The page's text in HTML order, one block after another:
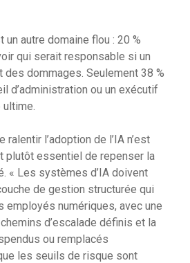
autre domaine flou : 20 %
qui serait responsable si un
des dommages. Seulement 38 %
d’administration ou un exécutif
ralentir l’adoption de l’IA n’est
plutôt essentiel de repenser la
« Les systèmes d’IA doivent
de gestion structurée qui
employés numériques, avec une
d’escalade définis et la
ou remplacés
les seuils de risque sont